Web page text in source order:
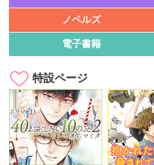
ノベルズ
電子書籍
特設ページ